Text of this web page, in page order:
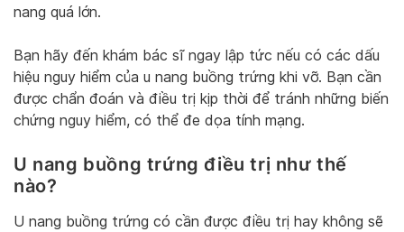
nang quá lớn.
Bạn hãy đến khám bác sĩ ngay lập tức nếu có các dấu
hiệu nguy hiểm của u nang buồng trứng khi vỡ. Bạn cần
được chẩn đoán và điều trị kịp thời để tránh những biến
chứng nguy hiểm, có thể đe dọa tính mạng.
U nang buồng trứng điều trị như thế
nào?
U nang buồng trứng có cần được điều trị hay không sẽ